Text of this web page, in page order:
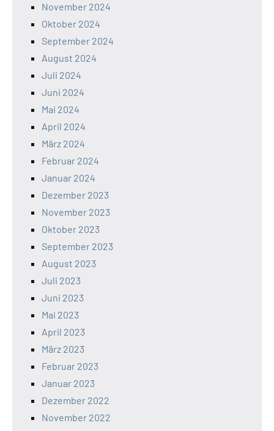
November 2024
Oktober 2024
September 2024
August 2024
Juli 2024
Juni 2024
Mai 2024
April 2024
März 2024
Februar 2024
Januar 2024
Dezember 2023
November 2023
Oktober 2023
September 2023
August 2023
Juli 2023
Juni 2023
Mai 2023
April 2023
März 2023
Februar 2023
Januar 2023
Dezember 2022
November 2022